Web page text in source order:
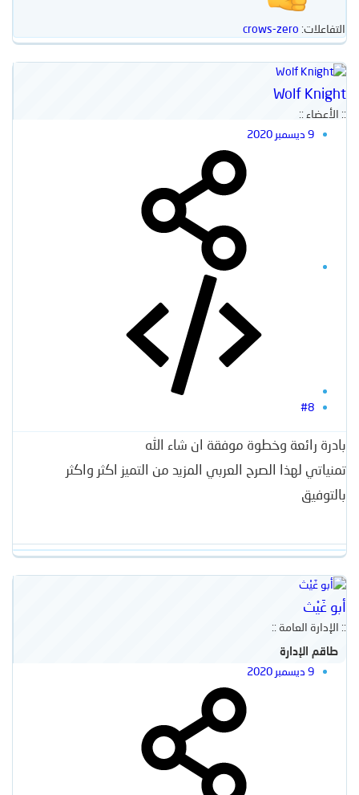
التفاعلات: crows-zero
Wolf Knight
:: الأعضاء ::
9 ديسمبر 2020
#8
بادرة رائعة وخطوة موفقة ان شاء الله
تمنياتي لهذا الصرح العربي المزيد من التميز اكثر واكثر
بالتوفيق
أبو غَيْث
:: الإدارة العامة ::
طاقم الإدارة
9 ديسمبر 2020